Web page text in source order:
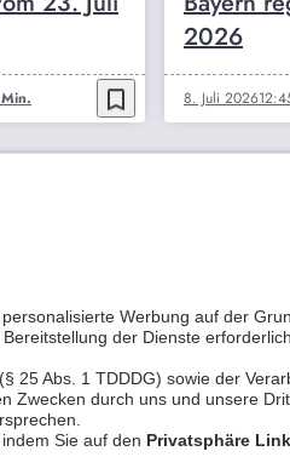
bookmark_border
2026
8. Juli 2026